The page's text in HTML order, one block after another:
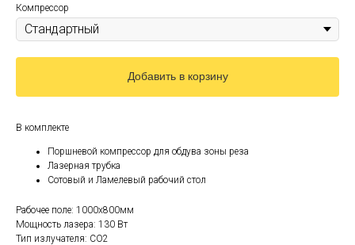
Компрессор
Добавить в корзину
В комплекте
Поршневой компрессор для обдува зоны реза
Лазерная трубка
Сотовый и Ламелевый рабочий стол
Рабочее поле: 1000х800мм
Мощность лазера: 130 Вт
Тип излучателя: СО2